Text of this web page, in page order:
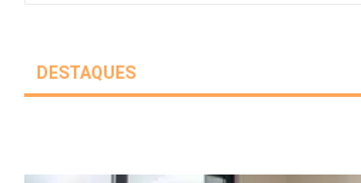
DESTAQUES